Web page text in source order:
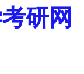
研网